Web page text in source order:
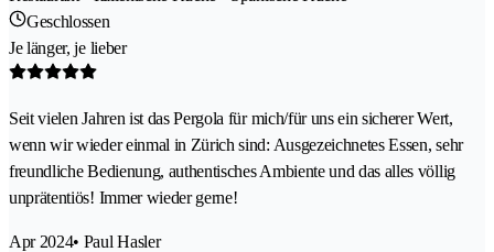
Geschlossen
Je länger, je lieber
Seit vielen Jahren ist das Pergola für mich/für uns ein sicherer Wert,
wenn wir wieder einmal in Zürich sind: Ausgezeichnetes Essen, sehr
freundliche Bedienung, authentisches Ambiente und das alles völlig
unprätentiös! Immer wieder gerne!
Apr 2024• Paul Hasler